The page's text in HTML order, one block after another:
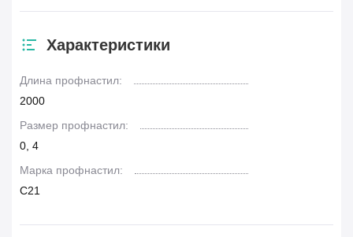
Характеристики
Длина профнастил:
2000
Размер профнастил:
0, 4
Марка профнастил:
С21